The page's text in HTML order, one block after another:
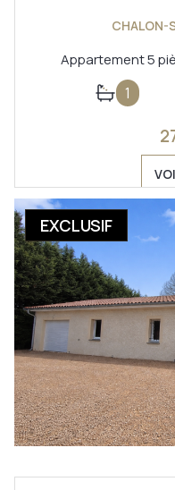
CHALON-
1
EXCLUSIF